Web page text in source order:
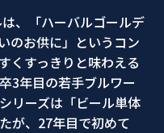
、「ハーバルゴールデ
のお供に」というコン
くすっきりと味わえる
3年目の若手ブルワー
リーズは「ビール単体
が、27年目で初めて